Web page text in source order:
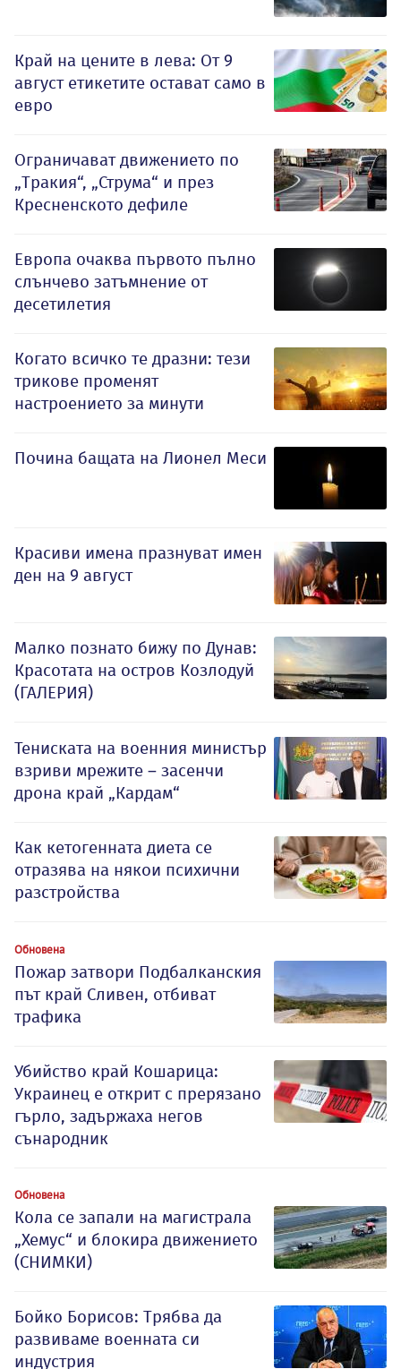
Край на цените в лева: От 9
август етикетите остават само в
евро
Ограничават движението по
„Тракия“, „Струма“ и през
Кресненското дефиле
Европа очаква първото пълно
слънчево затъмнение от
десетилетия
Когато всичко те дразни: тези
трикове променят
настроението за минути
Почина бащата на Лионел Меси
Красиви имена празнуват имен
ден на 9 август
Малко познато бижу по Дунав:
Красотата на остров Козлодуй
(ГАЛЕРИЯ)
Тениската на военния министър
взриви мрежите – засенчи
дрона край „Кардам“
Как кетогенната диета се
отразява на някои психични
разстройства
Обновена
Пожар затвори Подбалканския
път край Сливен, отбиват
трафика
Убийство край Кошарица:
Украинец е открит с прерязано
гърло, задържаха негов
сънародник
Обновена
Кола се запали на магистрала
„Хемус“ и блокира движението
(СНИМКИ)
Бойко Борисов: Трябва да
развиваме военната си
индустрия